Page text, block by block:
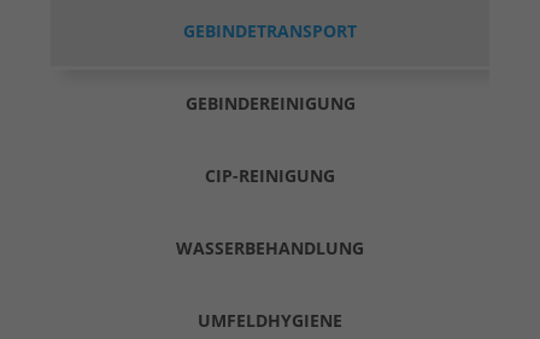
GEBINDETRANSPORT
GEBINDEREINIGUNG
CIP-REINIGUNG
WASSERBEHANDLUNG
UMFELDHYGIENE